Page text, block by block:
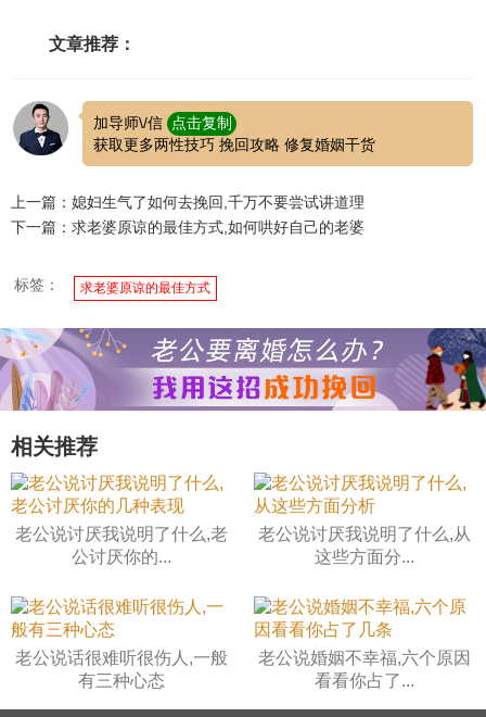
文章推荐：
加导师\/信
点击复制
获取更多两性技巧 挽回攻略 修复婚姻干货
上一篇：媳妇生气了如何去挽回,千万不要尝试讲道理
下一篇：求老婆原谅的最佳方式,如何哄好自己的老婆
标签： 求老婆原谅的最佳方式
相关推荐
老公说讨厌我说明了什么,老
公讨厌你的...
老公说讨厌我说明了什么,从
这些方面分...
老公说话很难听很伤人,一般
有三种心态
老公说婚姻不幸福,六个原因
看看你占了...